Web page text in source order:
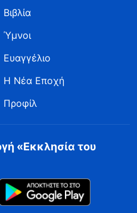
Βιβλία
Ύμνοι
Ευαγγέλιο
Η Νέα Εποχή
Προφίλ
«Εκκλησία του